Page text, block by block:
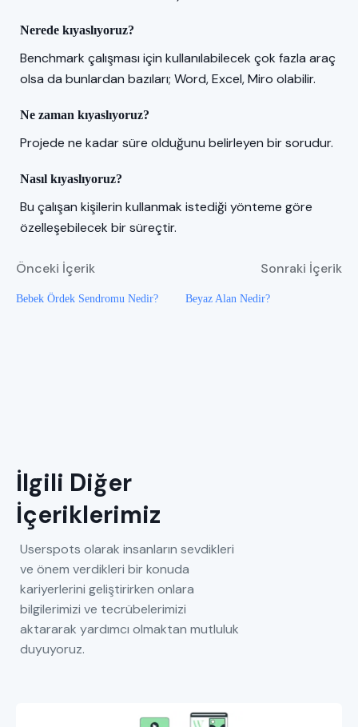
Nerede kıyaslıyoruz?
Benchmark çalışması için kullanılabilecek çok fazla araç
olsa da bunlardan bazıları; Word, Excel, Miro olabilir.
Ne zaman kıyaslıyoruz?
Projede ne kadar süre olduğunu belirleyen bir sorudur.
Nasıl kıyaslıyoruz?
Bu çalışan kişilerin kullanmak istediği yönteme göre
özelleşebilecek bir süreçtir.
Sonraki İçerik
Önceki İçerik
Bebek Ördek Sendromu Nedir? Beyaz Alan Nedir?
İlgili Diğer
İçeriklerimiz
Userspots olarak insanların sevdikleri
ve önem verdikleri bir konuda
kariyerlerini geliştirirken onlara
bilgilerimizi ve tecrübelerimizi
aktararak yardımcı olmaktan mutluluk
duyuyoruz.